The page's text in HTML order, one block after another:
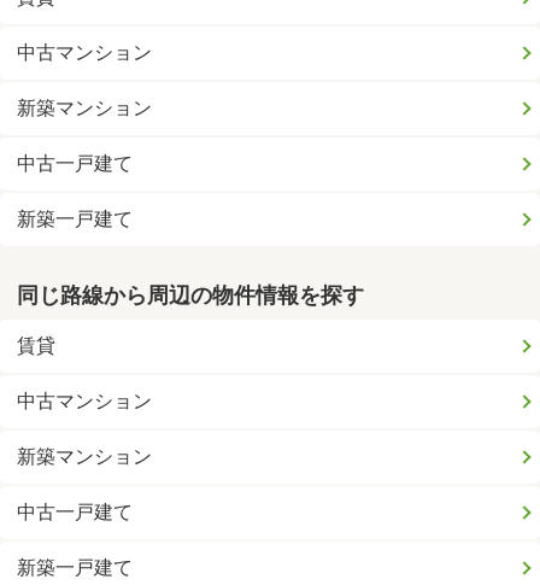
中古マンション
新築マンション
中古一戸建て
新築一戸建て
同じ路線から周辺の物件情報を探す
賃貸
中古マンション
新築マンション
中古一戸建て
新築一戸建て